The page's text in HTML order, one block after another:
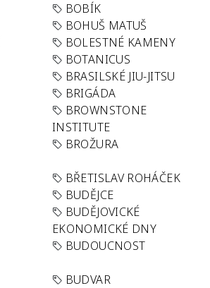
BOBÍK
BOHUŠ MATUŠ
BOLESTNÉ KAMENY
BOTANICUS
BRASILSKÉ JIU-JITSU
BRIGÁDA
BROWNSTONE
INSTITUTE
BROŽURA
BŘETISLAV ROHÁČEK
BUDĚJCE
BUDĚJOVICKÉ
EKONOMICKÉ DNY
BUDOUCNOST
BUDVAR